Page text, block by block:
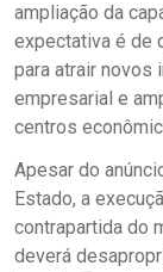
ampliação da
expectativa é de
para atrair novos
empresarial e
centros
Apesar do
Estado, a
contrapartida do
deverá